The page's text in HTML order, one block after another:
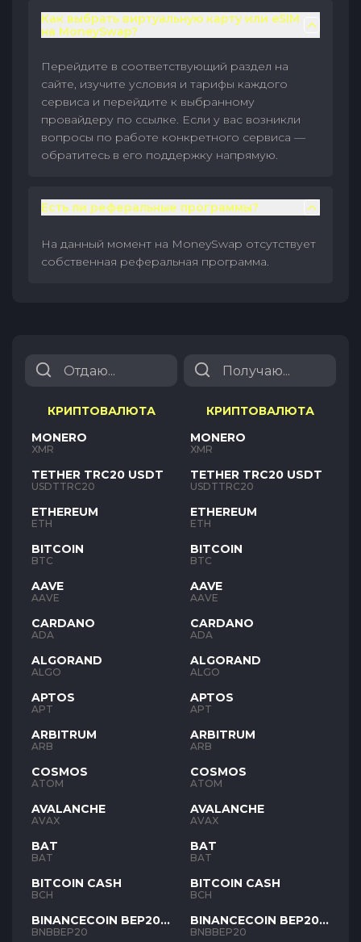
Как выбрать виртуальную карту или eSIM
на MoneySwap?
Перейдите в соответствующий раздел на
сайте, изучите условия и тарифы каждого
сервиса и перейдите к выбранному
провайдеру по ссылке. Если у вас возникли
вопросы по работе конкретного сервиса —
обратитесь в его поддержку напрямую.
Есть ли реферальные программы?
На данный момент на MoneySwap отсутствует
собственная реферальная программа.
КРИПТОВАЛЮТА
MONERO
XMR
TETHER TRC20 USDT
USDTTRC20
ETHEREUM
ETH
BITCOIN
BTC
AAVE
AAVE
CARDANO
ADA
ALGORAND
ALGO
APTOS
APT
ARBITRUM
ARB
COSMOS
ATOM
AVALANCHE
AVAX
BAT
BAT
BITCOIN CASH
BCH
BINANCECOIN BEP20
BNB
BNBBEP20
КРИПТОВАЛЮТА
MONERO
XMR
TETHER TRC20 USDT
USDTTRC20
ETHEREUM
ETH
BITCOIN
BTC
AAVE
AAVE
CARDANO
ADA
ALGORAND
ALGO
APTOS
APT
ARBITRUM
ARB
COSMOS
ATOM
AVALANCHE
AVAX
BAT
BAT
BITCOIN CASH
BCH
BINANCECOIN BEP20
BNB
BNBBEP20